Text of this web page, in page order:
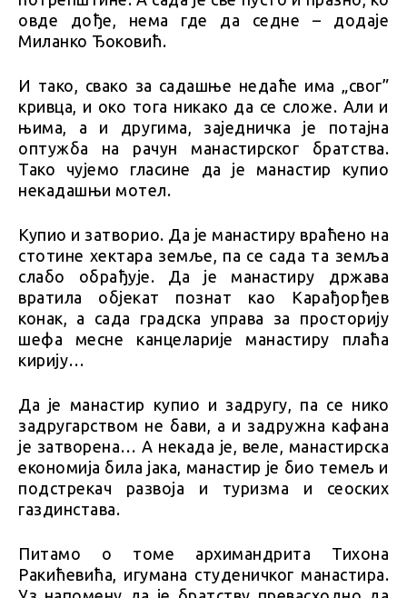
овде дође, нема где да седне – додаје
Миланко Ђоковић.
И тако, свако за садашње недаће има „свог”
кривца, и око тога никако да се сложе. Али и
њима, а и другима, заједничка је потајна
оптужба на рачун манастирског братства.
Тако чујемо гласине да је манастир купио
некадашњи мотел.
Купио и затворио. Да је манастиру враћено на
стотине хектара земље, па се сада та земља
слабо обрађује. Да је манастиру држава
вратила објекат познат као Карађорђев
конак, а сада градска управа за просторију
шефа месне канцеларије манастиру плаћа
кирију…
Да је манастир купио и задругу, па се нико
задругарством не бави, а и задружна кафана
је затворена… А некада је, веле, манастирска
економија била јака, манастир је био темељ и
подстрекач развоја и туризма и сеоских
газдинстава.
Питамо о томе архимандрита Тихона
Ракићевића, игумана студеничког манастира.